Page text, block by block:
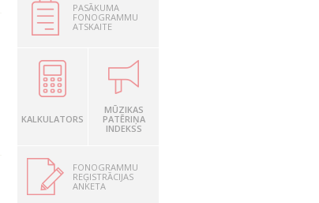
PASĀKUMA
FONOGRAMMU
ATSKAITE
KALKULATORS
MŪZIKAS
PATĒRIŅA
INDEKSS
FONOGRAMMU
REĢISTRĀCIJAS
ANKETA